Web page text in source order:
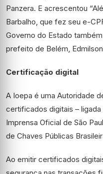
Panzera. E acrescentou
Barbalho, que fez seu e-
Governo do Estado
prefeito de Belém,
Certificação digital
A Ioepa é uma Autoridade
certificados digitais –
Imprensa Oficial de São
de Chaves Públicas
Ao emitir certificados